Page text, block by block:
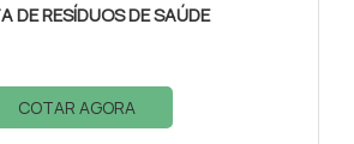
DE RESÍDUOS DE SAÚDE
COTAR AGORA